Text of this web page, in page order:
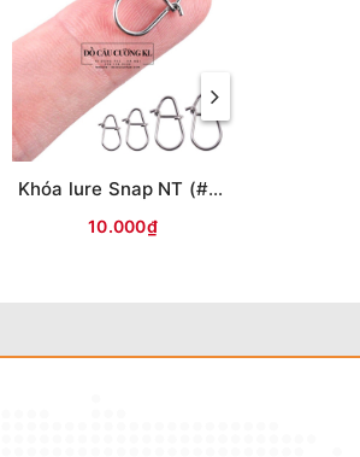
Khóa lure Snap NT (#0.1.2.3)
10.000₫